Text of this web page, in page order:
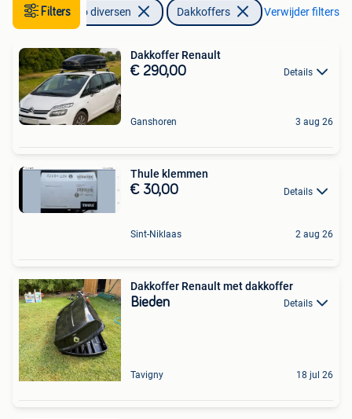
FiltersAuto diversen Dakkoffers Verwijder filters
Dakkoffer Renault
€ 290,00 Details
Ganshoren 3 aug 26
Thule klemmen
€ 30,00 Details
Sint-Niklaas 2 aug 26
Dakkoffer Renault met dakkoffer
Bieden Details
Tavigny 18 jul 26